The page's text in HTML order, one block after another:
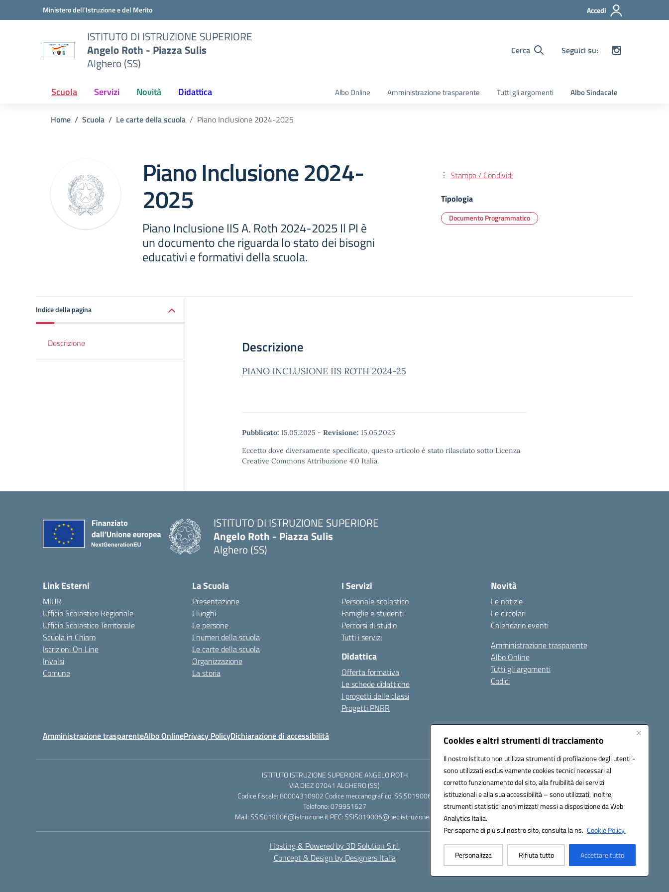
Cookies e altri strumenti di tracciamento
Il nostro Istituto non utilizza strumenti di profilazione degli utenti -
sono utilizzati esclusivamente cookies tecnici necessari al
corretto funzionamento del sito, alla fruibilità dei servizi
istituzionali e alla sua accessibilità – sono utilizzati, inoltre,
strumenti statistici anonimizzati messi a disposizione da Web
Analytics Italia.
Per saperne di più sul nostro sito, consulta la ns. Cookie Policy.
Personalizza Rifiuta tutto Accettare tutto
Vai ai contenuti
Vai al menu di navigazioneMinistero dell'Istruzione e del Merito Accedi
ISTITUTO DI ISTRUZIONE SUPERIORE
Angelo Roth - Piazza Sulis
Alghero (SS)
Cerca Seguici su:
Scuola Servizi Novità Didattica Albo Online Amministrazione trasparente Tutti gli argomenti Albo Sindacale
Home Scuola Le carte della scuola Piano Inclusione 2024-2025
Piano Inclusione 2024-
2025
Piano Inclusione IIS A. Roth 2024-2025 Il PI è
un documento che riguarda lo stato dei bisogni
educativi e formativi della scuola.
Stampa / Condividi
Tipologia
Documento Programmatico
Indice della pagina
Descrizione Descrizione
PIANO INCLUSIONE IIS ROTH 2024-25
Pubblicato: 15.05.2025 - Revisione: 15.05.2025
Eccetto dove diversamente specificato, questo articolo è stato rilasciato sotto Licenza
Creative Commons Attribuzione 4.0 Italia.
ISTITUTO DI ISTRUZIONE SUPERIORE
Angelo Roth - Piazza Sulis
Alghero (SS)
Link Esterni
MIUR
Ufficio Scolastico Regionale
Ufficio Scolastico Territoriale
Scuola in Chiaro
Iscrizioni On Line
Invalsi
Comune
La Scuola
Presentazione
I luoghi
Le persone
I numeri della scuola
Le carte della scuola
Organizzazione
La storia
I Servizi
Personale scolastico
Famiglie e studenti
Percorsi di studio
Tutti i servizi
Didattica
Offerta formativa
Le schede didattiche
I progetti delle classi
Progetti PNRR
Novità
Le notizie
Le circolari
Calendario eventi
Amministrazione trasparente
Albo Online
Tutti gli argomenti
Codici
Amministrazione trasparenteAlbo OnlinePrivacy PolicyDichiarazione di accessibilità Seguici su:
ISTITUTO ISTRUZIONE SUPERIORE ANGELO ROTH
VIA DIEZ 07041 ALGHERO (SS)
Codice fiscale: 80004310902 Codice meccanografico: SSIS019006
Telefono: 079951627
Mail: SSIS019006@istruzione.it PEC: SSIS019006@pec.istruzione.it
Hosting & Powered by 3D Solution S.r.l.
Concept & Design by Designers Italia